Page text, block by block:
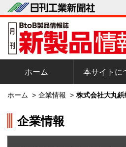
ホーム 本サイトに
ホーム > 企業情報 > 株式会社大丸
企業情報